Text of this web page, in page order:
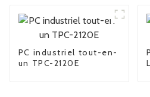
PC industriel tout-en-
un TPC-2120E